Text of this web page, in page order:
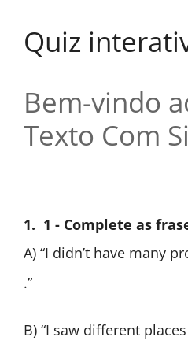
Quiz
Bem-vindo
Texto Com
1. 1 - Complete as
A) “I didn’t have many
.”
B) “I saw different places